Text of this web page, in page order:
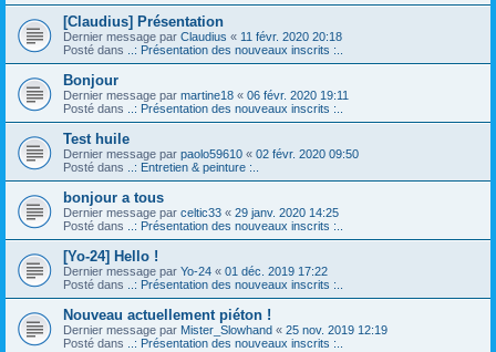
[Claudius] Présentation
Dernier message par Claudius « 11 févr. 2020 20:18
Posté dans
..: Présentation des nouveaux inscrits :..
Bonjour
Dernier message par martine18 « 06 févr. 2020 19:11
Posté dans
..: Présentation des nouveaux inscrits :..
Test huile
Dernier message par paolo59610 « 02 févr. 2020 09:50
Posté dans
..: Entretien & peinture :..
bonjour a tous
Dernier message par celtic33 « 29 janv. 2020 14:25
Posté dans
..: Présentation des nouveaux inscrits :..
[Yo-24] Hello !
Dernier message par Yo-24 « 01 déc. 2019 17:22
Posté dans
..: Présentation des nouveaux inscrits :..
Nouveau actuellement piéton !
Dernier message par Mister_Slowhand « 25 nov. 2019 12:19
Posté dans
..: Présentation des nouveaux inscrits :..